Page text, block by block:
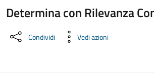
Determina con Rilevanza
Dettaglio del documento
Condividi Vedi azioni